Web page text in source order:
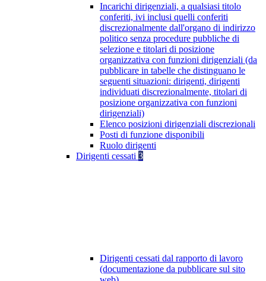
Incarichi dirigenziali, a qualsiasi titolo
conferiti, ivi inclusi quelli conferiti
discrezionalmente dall'organo di indirizzo
politico senza procedure pubbliche di
selezione e titolari di posizione
organizzativa con funzioni dirigenziali (da
pubblicare in tabelle che distinguano le
seguenti situazioni: dirigenti, dirigenti
individuati discrezionalmente, titolari di
posizione organizzativa con funzioni
dirigenziali)
Elenco posizioni dirigenziali discrezionali
Posti di funzione disponibili
Ruolo dirigenti
Dirigenti cessati 3
Dirigenti cessati dal rapporto di lavoro
(documentazione da pubblicare sul sito